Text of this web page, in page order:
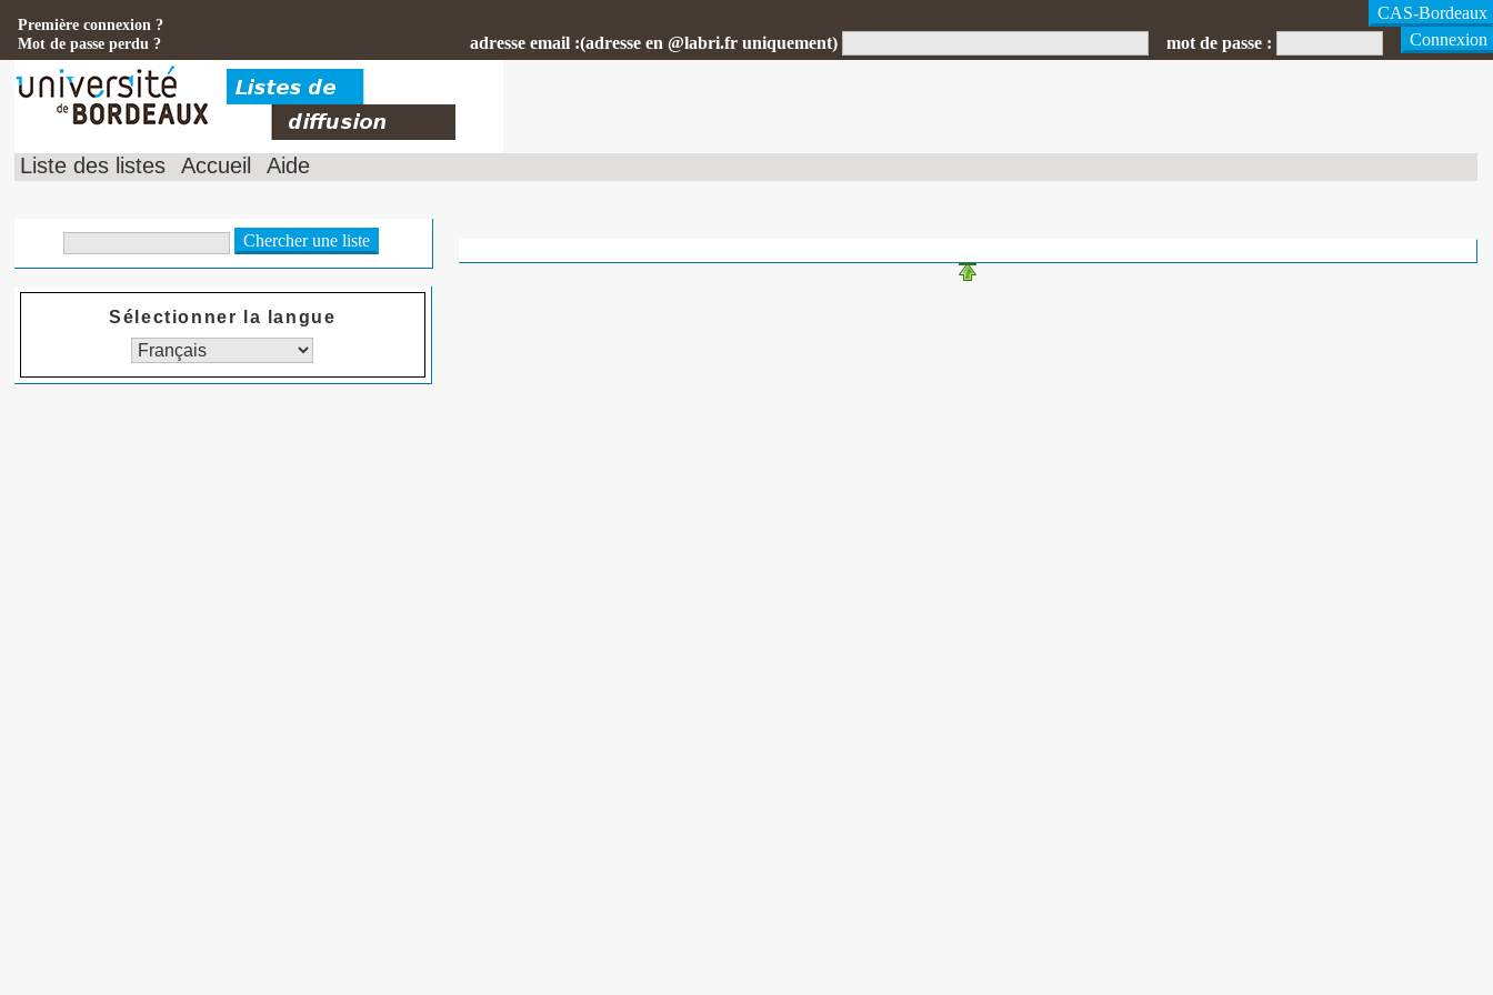
adresse email :(adresse en @labri.fr uniquement) mot de passe :
Première connexion ?
Mot de passe perdu ?
Liste des listes Accueil Aide
Sélectionner la langue